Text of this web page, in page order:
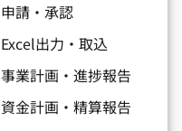
申請・承認
Excel出力・取込
事業計画・進捗報告
資金計画・精算報告